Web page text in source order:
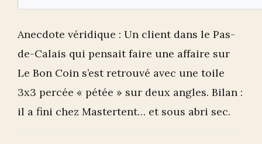
Anecdote véridique : Un client dans le Pas-
de-Calais qui pensait faire une affaire sur
Le Bon Coin s’est retrouvé avec une toile
3x3 percée « pétée » sur deux angles. Bilan :
il a fini chez Mastertent… et sous abri sec.